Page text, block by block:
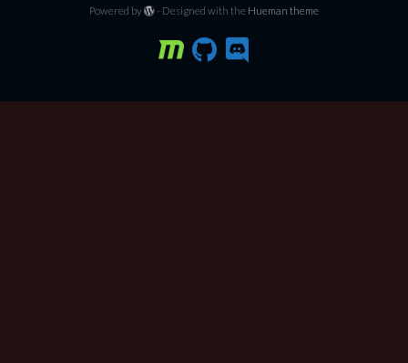
Powered by - Designed with the Hueman theme